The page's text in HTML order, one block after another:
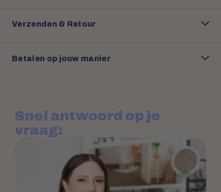
Verzenden & Retour
Betalen op jouw manier
Snel antwoord op je
vraag: